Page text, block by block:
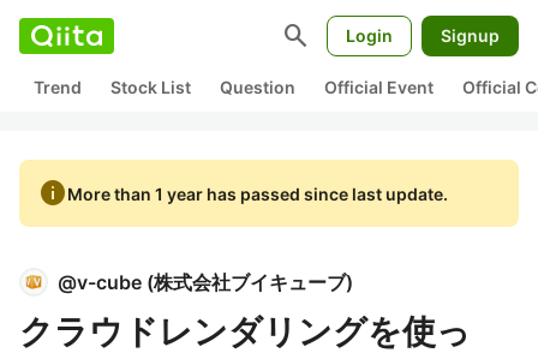
search Login Signup
Trend Stock List Question Official Event Official
infoMore than 1 year has passed since last update.
@v-cube (株式会社ブイキューブ)
クラウドレンダリングを使っ